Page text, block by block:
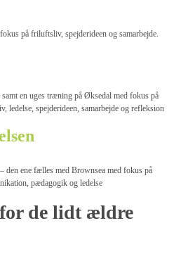
på friluftsliv, spejderideen og samarbejde.
en uges træning på Øksedal med fokus på
ledelse, spejderideen, samarbejde og refleksion
den ene fælles med Brownsea med fokus på
pædagogik og ledelse
de lidt ældre